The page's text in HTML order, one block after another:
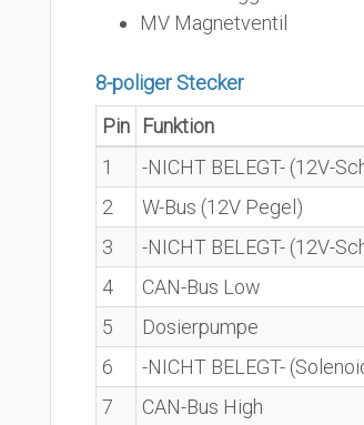
MV Magnetventil
8-poliger Stecker
Pin
Funktion
1
-NICHT BELEGT- (12V-
2
W-Bus (12V Pegel)
3
-NICHT BELEGT- (12V-
4
CAN-Bus Low
5
Dosierpumpe
6
-NICHT BELEGT-
7
CAN-Bus High